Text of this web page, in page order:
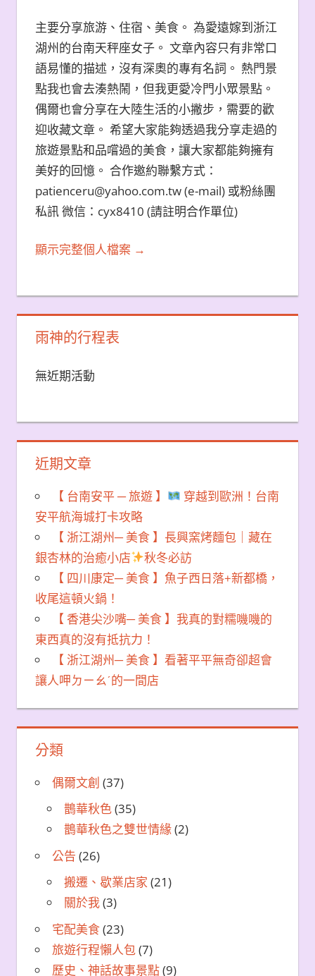
主要分享旅游、住宿、美食。 為愛遠嫁到浙江
湖州的台南天秤座女子。 文章內容只有非常口
語易懂的描述，沒有深奧的專有名詞。 熱門景
點我也會去湊熱鬧，但我更愛冷門小眾景點。
偶爾也會分享在大陸生活的小撇步，需要的歡
迎收藏文章。 希望大家能夠透過我分享走過的
旅遊景點和品嚐過的美食，讓大家都能夠擁有
美好的回憶。 合作邀約聯繫方式：
patienceru@yahoo.com.tw (e-mail) 或粉絲團
私訊 微信：cyx8410 (請註明合作單位)
顯示完整個人檔案 →
雨神的行程表
無近期活動
近期文章
【 台南安平 ─ 旅遊 】
穿越到歐洲！台南
安平航海城打卡攻略
【 浙江湖州─ 美食 】長興窯烤麵包｜藏在
銀杏林的治癒小店
秋冬必訪
【 四川康定─ 美食 】魚子西日落+新都橋，
收尾這頓火鍋！
【 香港尖沙嘴─ 美食 】我真的對糯嘰嘰的
東西真的沒有抵抗力！
【 浙江湖州─ 美食 】看著平平無奇卻超會
讓人呷ㄉㄧㄠˊ的一間店
分類
偶爾文創 (37)
鵲華秋色(35)
鵲華秋色之雙世情緣(2)
公告 (26)
搬遷、歇業店家 (21)
關於我(3)
宅配美食(23)
旅遊行程懶人包(7)
歷史、神話故事景點(9)